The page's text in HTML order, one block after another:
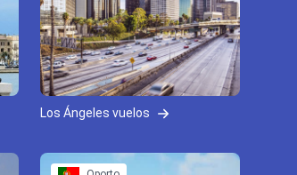
Los Ángeles vuelos